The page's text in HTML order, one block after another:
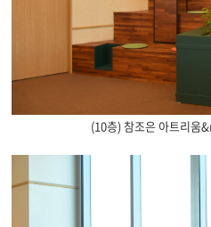
(10층) 참조은 아트리